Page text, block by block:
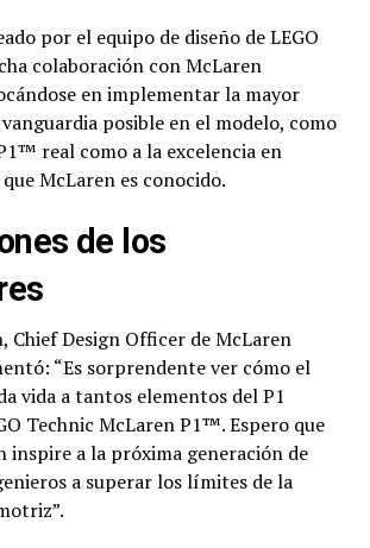
por el equipo de diseño de LEGO
colaboración con McLaren
en implementar la mayor
posible en el modelo, como
real como a la excelencia en
McLaren es conocido.
de los
Chief Design Officer de McLaren
“Es sorprendente ver cómo el
vida a tantos elementos del P1
Technic McLaren P1™. Espero que
inspire a la próxima generación de
a superar los límites de la